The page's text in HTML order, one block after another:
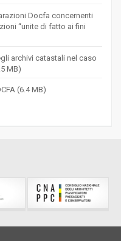
Docfa concernenti
“unite di fatto ai fini
archivi catastali nel caso
MB)
(6.4 MB)